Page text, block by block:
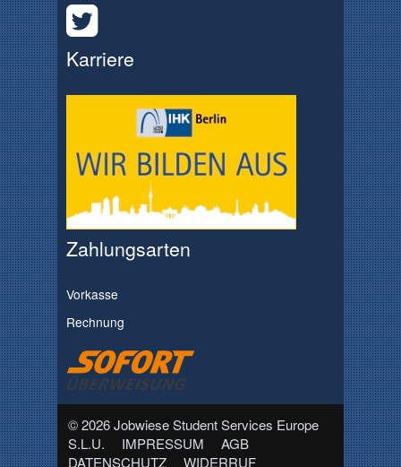
Karriere
Zahlungsarten
Vorkasse
Rechnung
© 2026 Jobwiese Student Services Europe
S.L.U.
IMPRESSUM
AGB
DATENSCHUTZ
WIDERRUF